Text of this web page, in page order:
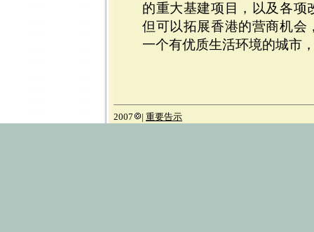
的重大基建项目，以及各项
但可以拓展香港的营商机会
一个有优质生活环境的城市
2007 | 重要告示